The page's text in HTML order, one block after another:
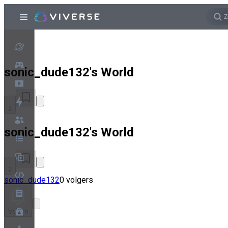
sonic_dude132's World
sonic_dude132's World
sonic_dude1320 volgers
Volgen